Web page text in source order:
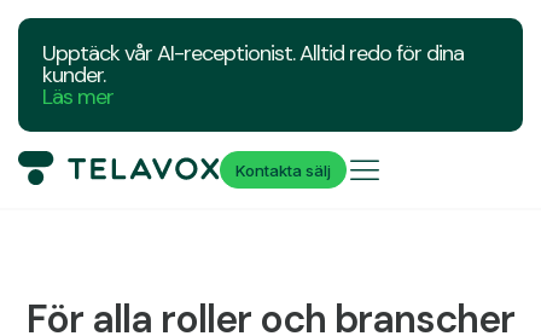
Upptäck vår AI-receptionist. Alltid redo för dina
kunder.
Läs mer
Kontakta sälj
För alla roller och branscher